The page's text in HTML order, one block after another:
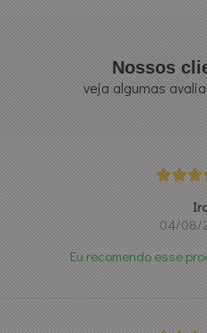
Nossos
veja algumas
04/08/
Eu recomendo esse